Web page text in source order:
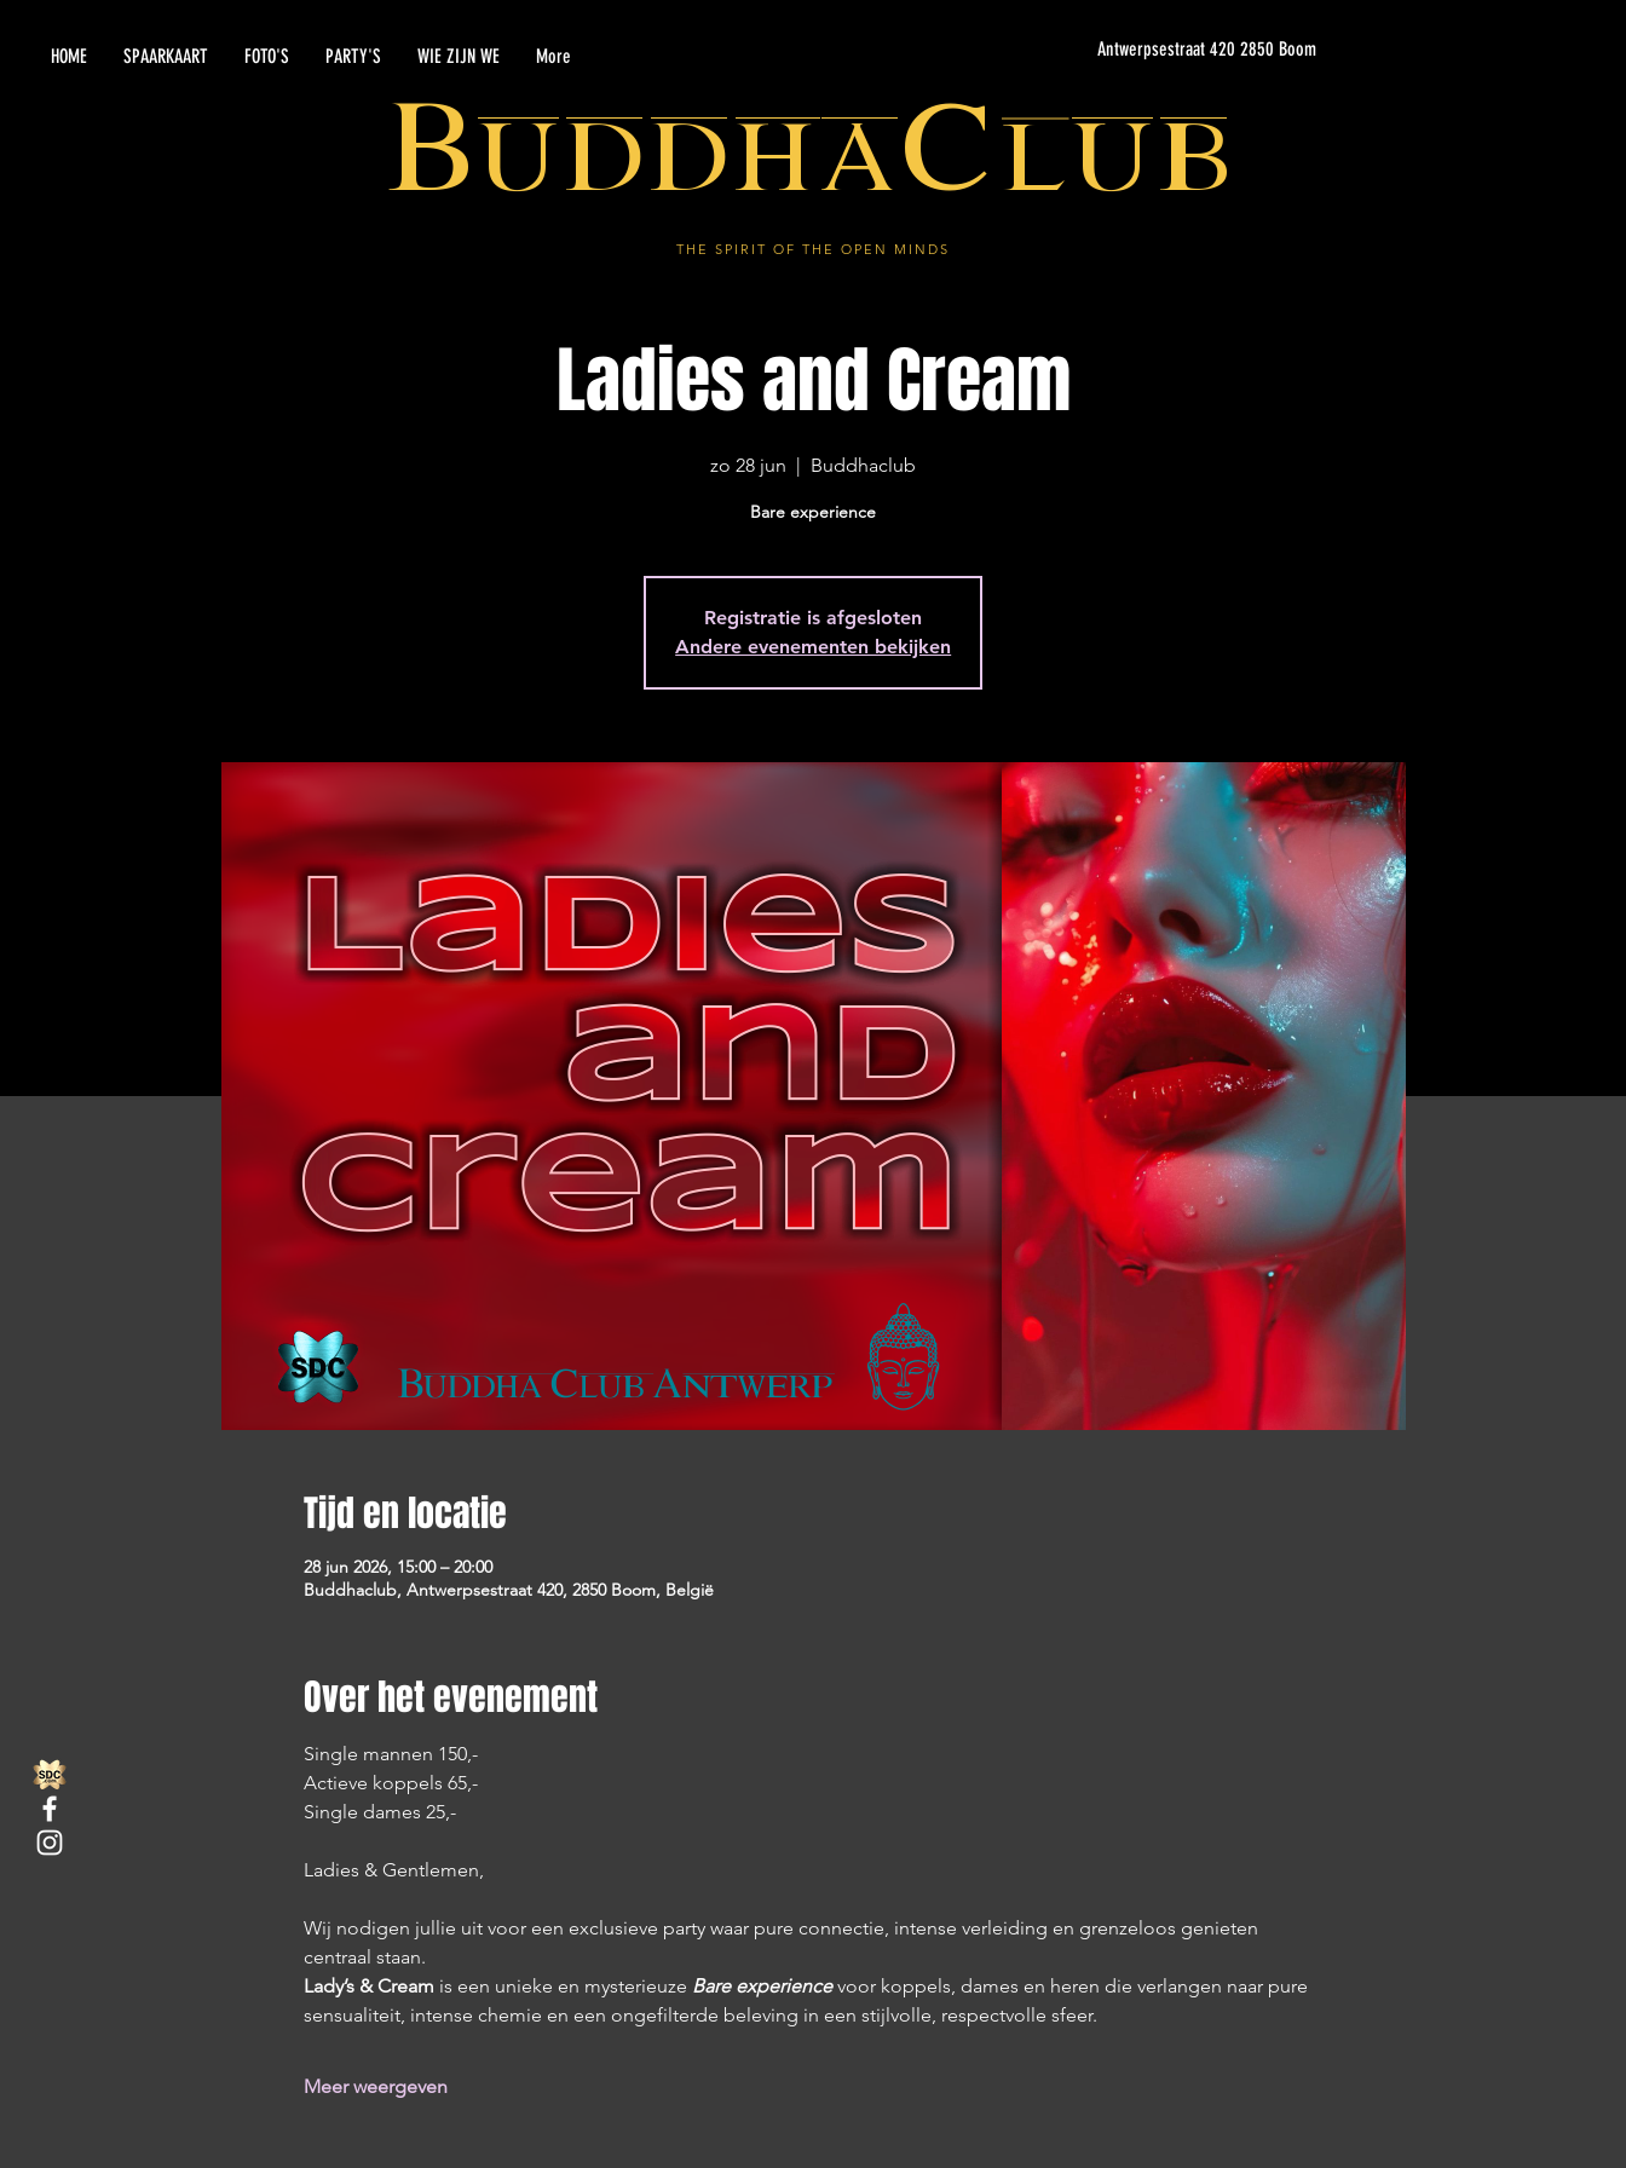
HOME SPAARKAART FOTO'S PARTY'S WIE ZIJN WE More Antwerpsestraat 420 2850 Boom
BuddhaClub
THE SPIRIT OF THE OPEN MINDS
Ladies and Cream
zo 28 jun
  |
Buddhaclub
Bare experience
Registratie is afgesloten
Andere evenementen bekijken
Tijd en locatie
28 jun 2026, 15:00 – 20:00
Buddhaclub, Antwerpsestraat 420, 2850 Boom, België
Over het evenement
Single mannen 150,-
Actieve koppels 65,-
Single dames 25,-
Ladies & Gentlemen,
Wij nodigen jullie uit voor een exclusieve party waar pure connectie, intense verleiding en grenzeloos genieten
centraal staan.
Lady’s & Cream is een unieke en mysterieuze Bare experience voor koppels, dames en heren die verlangen naar pure
sensualiteit, intense chemie en een ongefilterde beleving in een stijlvolle, respectvolle sfeer.
Meer weergeven